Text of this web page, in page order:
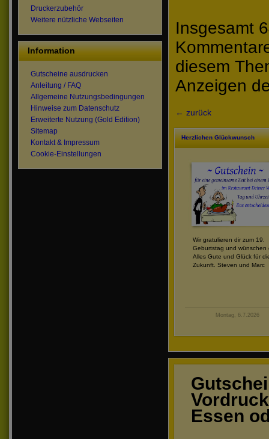
Insgesamt
diesem
Anzeigen
← zurück
Herzlichen Glückwunsch
Wir gratulieren dir zum 19.
Geburtstag und wünschen
Alles Gute und Glück für
Zukunft. Steven und Marc
Montag, 6.7.2026
Essen
Druckerzubehör
Weitere nützliche Webseiten
Information
Gutscheine ausdrucken
Anleitung / FAQ
Allgemeine Nutzungsbedingungen
Hinweise zum Datenschutz
Erweiterte Nutzung (Gold Edition)
Sitemap
Kontakt & Impressum
Cookie-Einstellungen